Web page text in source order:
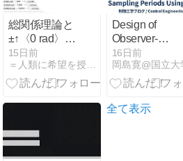
総関係理論と
±↑〈0 rad〉・
〈∞〉＝±↑〈1
rad〉∥↑ｋ へ
の説明 JO準備
15日前
＝人類に希望を授ける方程式革命＝
Design of
Observer-
Based
Feedback
Controller for
Systems With
16日前
全て表示